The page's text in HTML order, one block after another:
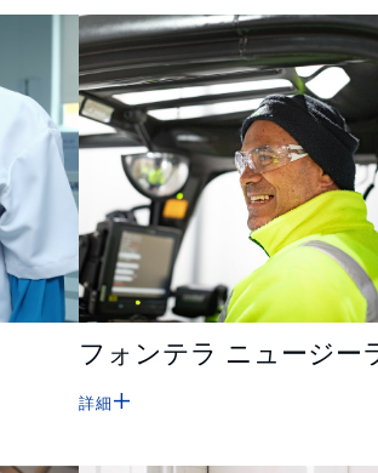
フォンテラ ニュージー
詳細